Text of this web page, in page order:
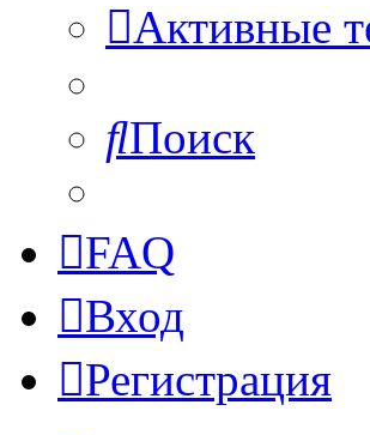
Активные
Поиск
FAQ
Вход
Регистрация